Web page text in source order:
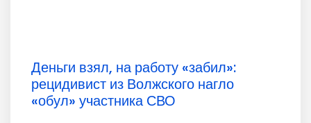
Деньги взял, на работу «забил»:
рецидивист из Волжского нагло
«обул» участника СВО